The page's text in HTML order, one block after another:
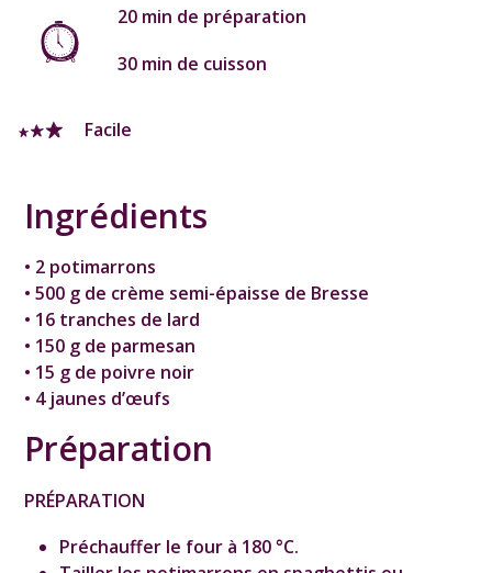
20 min de préparation
30 min de cuisson
Facile
Ingrédients
• 2 potimarrons
• 500 g de crème semi-épaisse de Bresse
• 16 tranches de lard
• 150 g de parmesan
• 15 g de poivre noir
• 4 jaunes d’œufs
Préparation
PRÉPARATION
Préchauffer le four à 180 °C.